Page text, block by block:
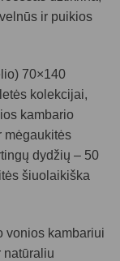
ir puikios
70×140
kolekcijai,
kambario
mėgaukitės
dydžių – 50
šiuolaikiška
vonios kambariui
natūraliu